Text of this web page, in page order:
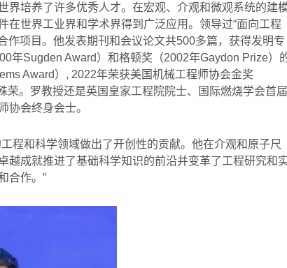
界培养了许多优秀人才。在宏观、介观和微观系统的建
世界工业界和学术界得到广泛应用。领导过“面向工程
作项目。他发表期刊和会议论文共500多篇，获得发明专
年Sugden Award）和格顿奖（2002年Gaydon Prize）
Award） , 2022年荣获美国机械工程师协会金奖
荣。罗教授还是英国皇家工程院院士、国际燃烧学会首届
协会终身会士。
程和科学领域做出了开创性的贡献。他在介观和原子尺
越成就推进了基础科学知识的前沿并变革了工程研究和
合作。”